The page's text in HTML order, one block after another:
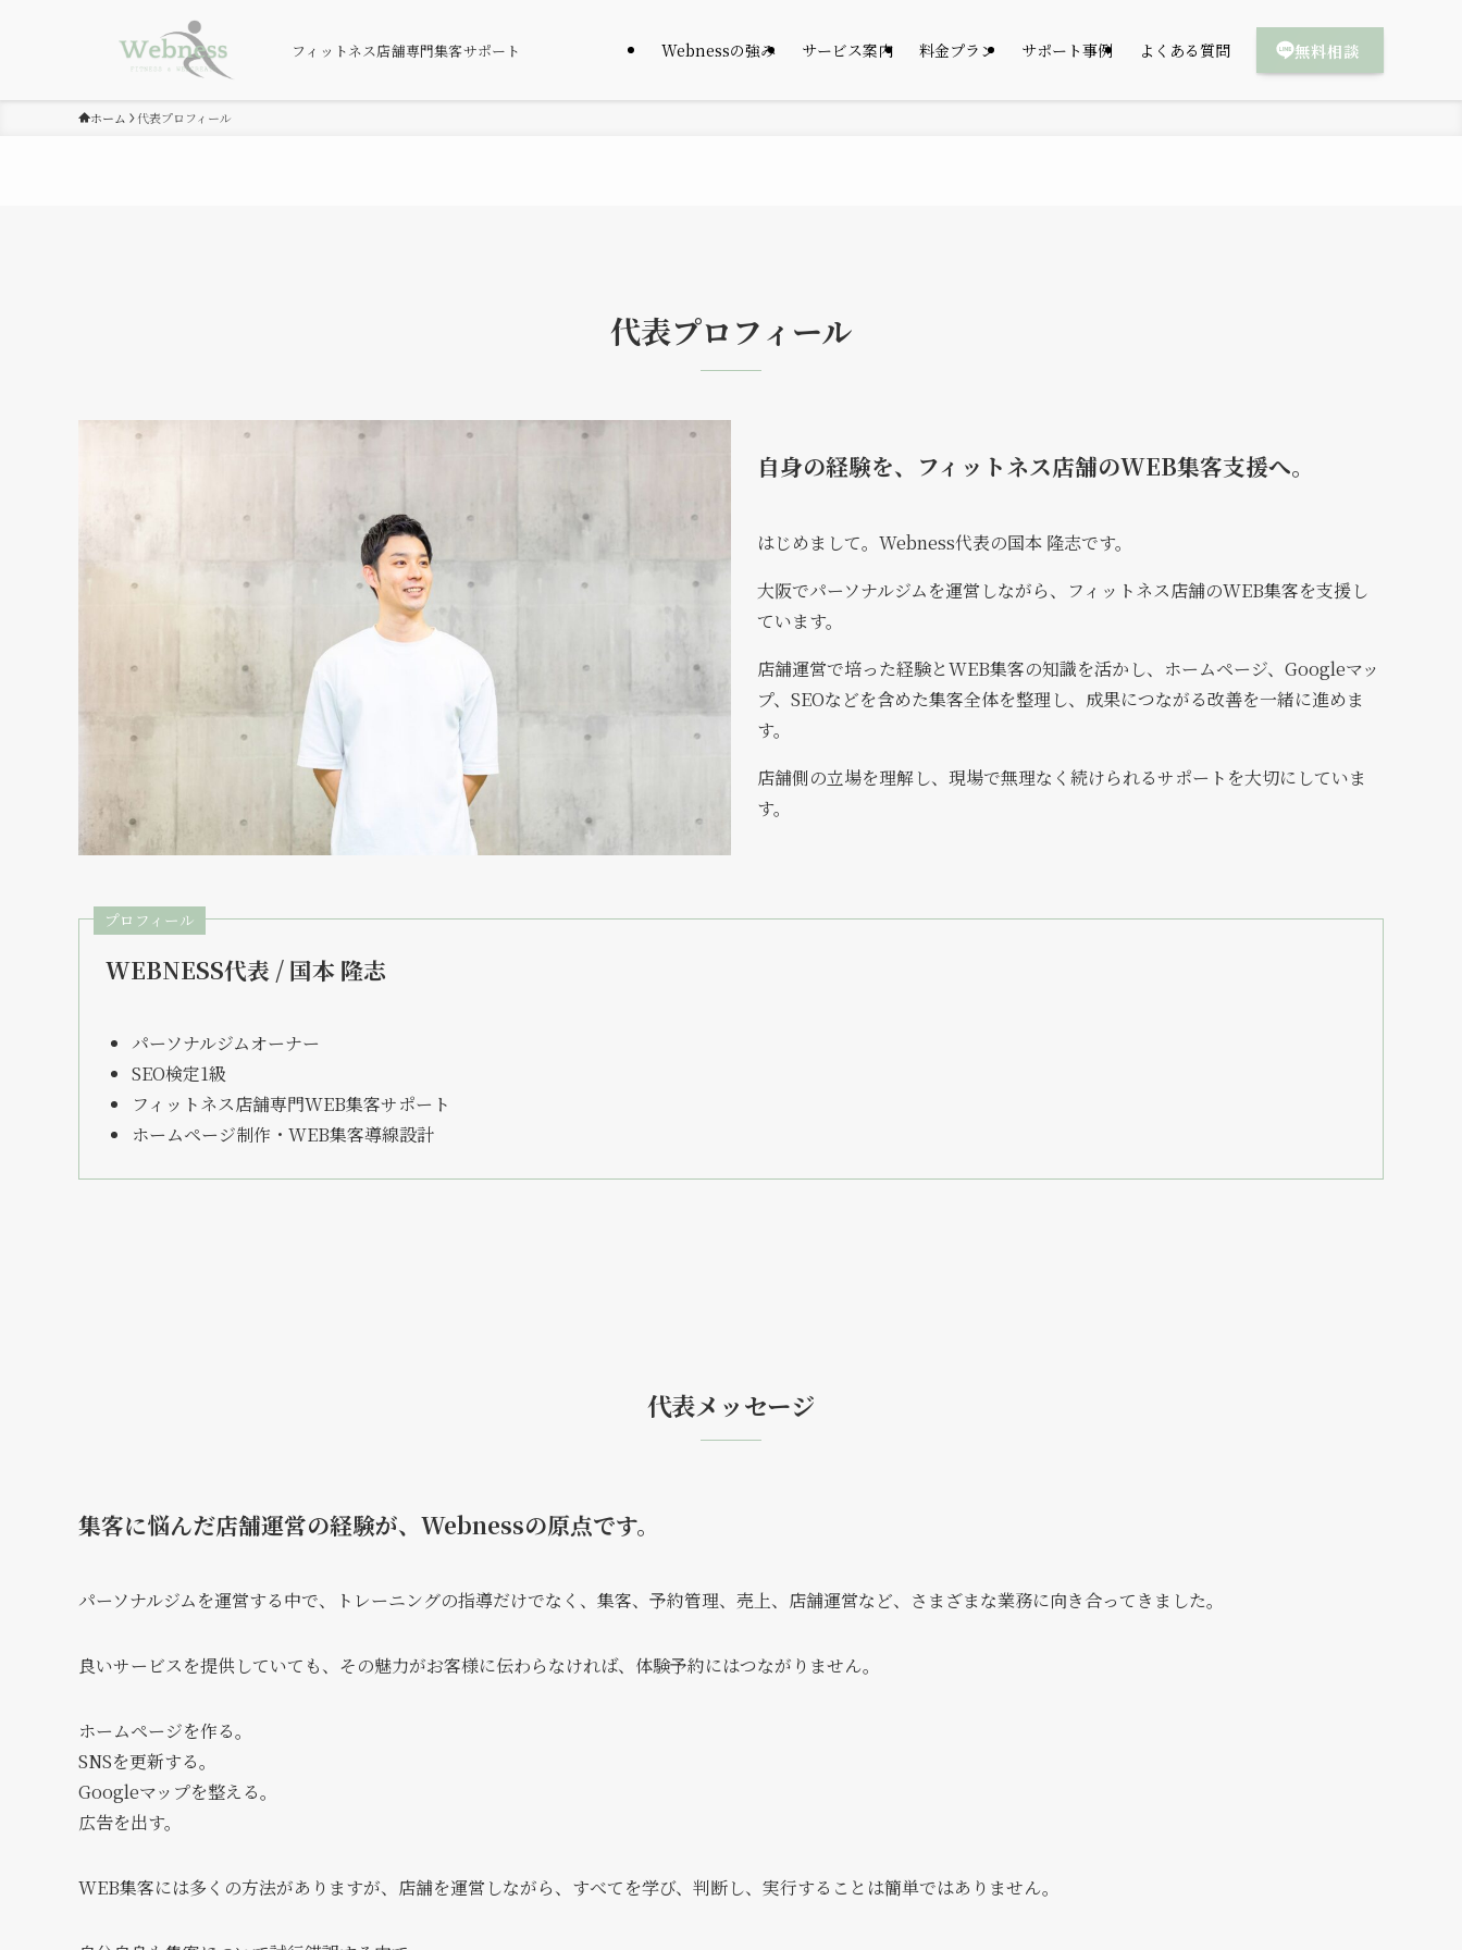
フィットネス店舗専門集客サポート Webnessの強み サービス案内 料金プラン サポート事例 よくある質問 無料相談
ホーム 代表プロフィール
代表プロフィール
自身の経験を、フィットネス店舗のWEB集客支援へ。
はじめまして。Webness代表の国本 隆志です。
大阪でパーソナルジムを運営しながら、フィットネス店舗のWEB集客を支援し
ています。
店舗運営で培った経験とWEB集客の知識を活かし、ホームページ、Googleマッ
プ、SEOなどを含めた集客全体を整理し、成果につながる改善を一緒に進めま
す。
店舗側の立場を理解し、現場で無理なく続けられるサポートを大切にしていま
す。
プロフィール
WEBNESS代表 / 国本 隆志
パーソナルジムオーナー
SEO検定1級
フィットネス店舗専門WEB集客サポート
ホームページ制作・WEB集客導線設計
代表メッセージ
集客に悩んだ店舗運営の経験が、Webnessの原点です。
パーソナルジムを運営する中で、トレーニングの指導だけでなく、集客、予約管理、売上、店舗運営など、さまざまな業務に向き合ってきました。
良いサービスを提供していても、その魅力がお客様に伝わらなければ、体験予約にはつながりません。
ホームページを作る。
SNSを更新する。
Googleマップを整える。
広告を出す。
WEB集客には多くの方法がありますが、店舗を運営しながら、すべてを学び、判断し、実行することは簡単ではありません。